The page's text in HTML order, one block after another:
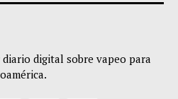
digital sobre vapeo para